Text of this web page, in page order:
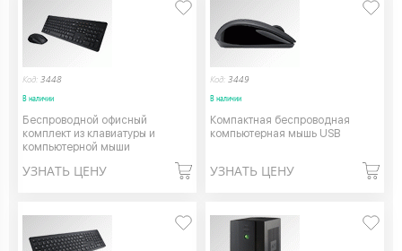
Код: 3448
В наличии
Беспроводной офисный
комплект из клавиатуры и
компьютерной мыши
УЗНАТЬ ЦЕНУ
Код: 3449
В наличии
Компактная беспроводная
компьютерная мышь USB
УЗНАТЬ ЦЕНУ